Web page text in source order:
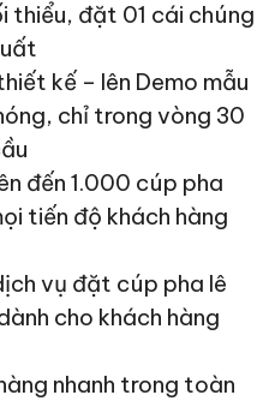
thiểu, đặt 01 cái chúng
kế – lên Demo mẫu
chỉ trong vòng 30
đến 1.000 cúp pha
tiến độ khách hàng
vụ đặt cúp pha lê
cho khách hàng
nhanh trong toàn